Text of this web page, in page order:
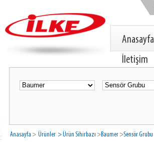
Anasayfa
İletişim
Anasayfa > Ürünler > Ürün Sihirbazı >Baumer >Sensör Grubu